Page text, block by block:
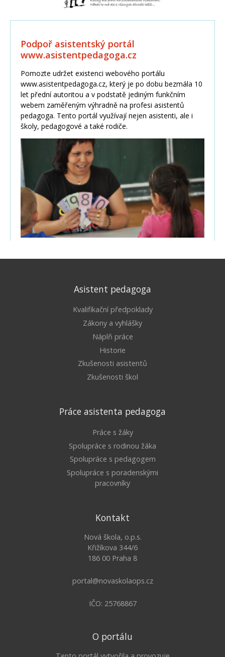
Asistent pedagoga
Kvalifikační předpoklady
Zákony a vyhlášky
Náplň práce
Historie
Zkušenosti asistentů
Zkušenosti škol
Práce asistenta pedagoga
Práce s žáky
Spolupráce s rodinou žáka
Spolupráce s pedagogem
Spolupráce s poradenskými
pracovníky
Kontakt
Nová škola, o.p.s.
Křižíkova 344/6
186 00 Praha 8
portal@novaskolaops.cz
IČO: 25768867
O portálu